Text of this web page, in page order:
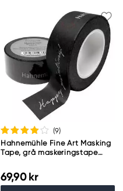
(9)
Hahnemühle Fine Art Masking
Tape, grå maskeringstape
69,90 kr